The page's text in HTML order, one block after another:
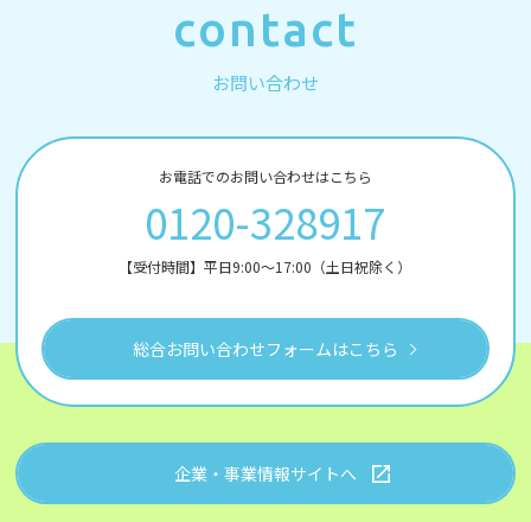
contact
お問い合わせ
お電話でのお問い合わせはこちら
0120-328917
【受付時間】平日9:00～17:00（土日祝除く）
総合お問い合わせフォームはこちら
企業・事業情報サイトへ